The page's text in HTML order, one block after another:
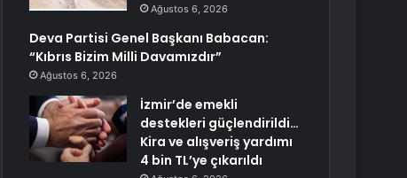
Ağustos 6, 2026
Deva Partisi Genel Başkanı Babacan:
“Kıbrıs Bizim Milli Davamızdır”
Ağustos 6, 2026
İzmir’de emekli
destekleri güçlendirildi…
Kira ve alışveriş yardımı
4 bin TL’ye çıkarıldı